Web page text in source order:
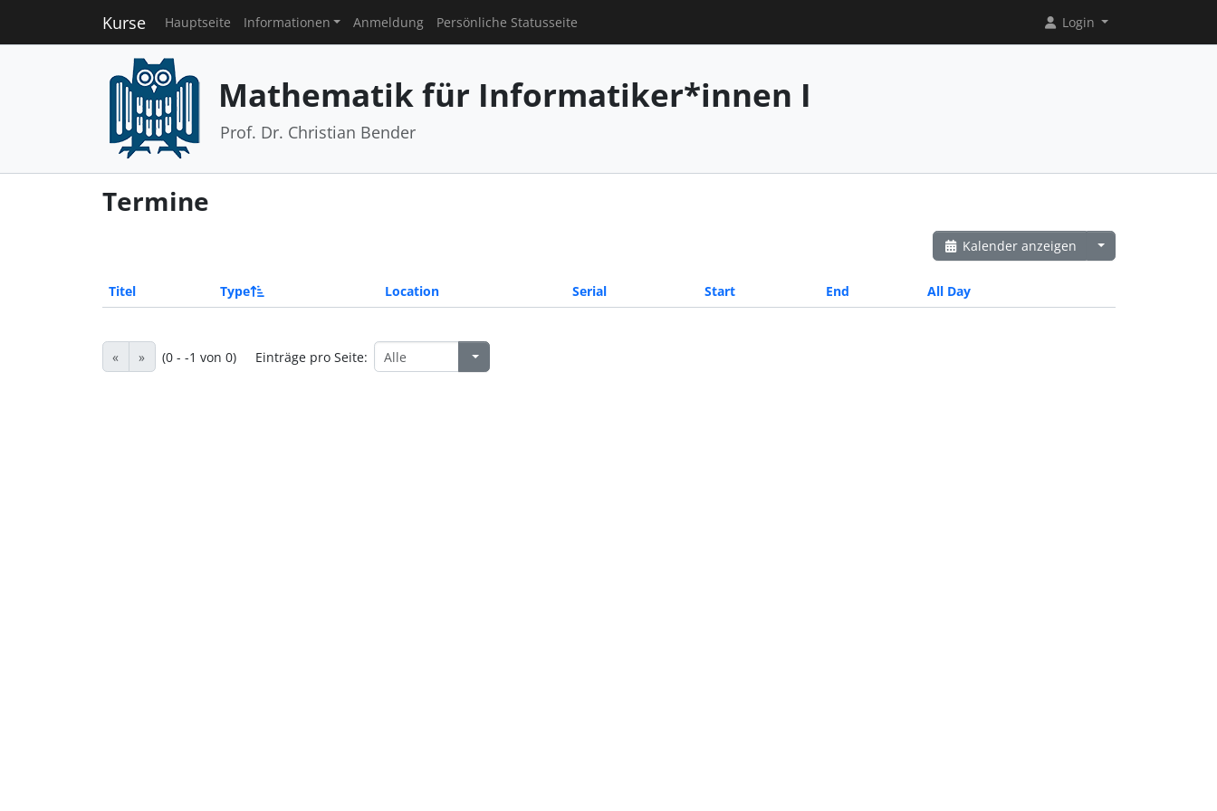
Kurse Hauptseite Informationen Anmeldung Persönliche Statusseite Login
Mathematik für Informatiker*innen I
Prof. Dr. Christian Bender
Termine
Kalender anzeigen
Titel Type Location Serial Start End All Day
« » (0 - -1 von 0) Einträge pro Seite: